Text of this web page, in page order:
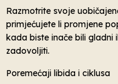
Razmotrite svoje
primjećujete li promjene
kada biste inače bili gladni
zadovoljiti.
Poremećaji libida i ciklusa